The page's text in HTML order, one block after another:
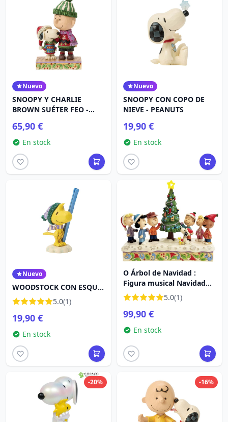
Nuevo
SNOOPY Y CHARLIE
BROWN SUÉTER FEO -
65,90 €
En stock
Nuevo
SNOOPY CON COPO DE
NIEVE - PEANUTS
19,90 €
En stock
Nuevo
WOODSTOCK CON ESQUÍS
- PEANUTS 5.0(1)
19,90 €
En stock
O Árbol de Navidad :
Figura musical Navidad
LED Charlie Brown y
Amigos - Peanuts
5.0(1)
99,90 €
En stock
-20% -16%